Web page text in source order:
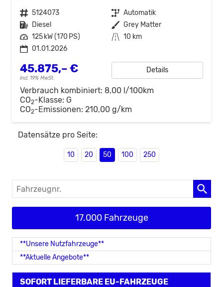
Fahrzeugnr. 5124073 Getriebe Automatik
Kraftstoff Diesel Außenfarbe Grey Matter
Leistung 125 kW (170 PS) Kilometerstand 10 km
01.01.2026
45.875,– €
incl. 19% MwSt.
Details
Verbrauch kombiniert: 8,00 l/100km
CO2-Klasse: G
CO2-Emissionen: 210,00 g/km
Datensätze pro Seite:
10 20 50 100 250
Fahrzeugnr.
17.000 Fahrzeuge
**Unsere Nutzfahrzeuge**
**Aktuelle Angebote**
SOFORT LIEFERBARE EU-FAHRZEUGE